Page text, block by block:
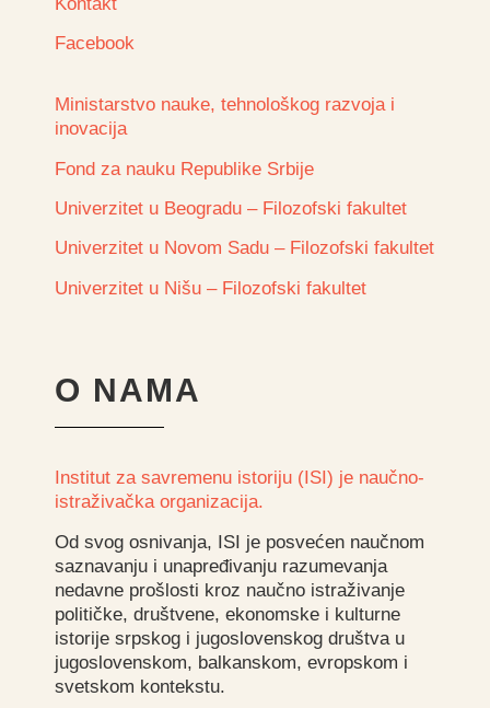
Facebook
Ministarstvo nauke, tehnološkog razvoja i
inovacija
Fond za nauku Republike Srbije
Univerzitet u Beogradu – Filozofski fakultet
Univerzitet u Novom Sadu – Filozofski fakultet
Univerzitet u Nišu – Filozofski fakultet
O NAMA
Institut za savremenu istoriju (ISI) je naučno-
istraživačka organizacija.
Od svog osnivanja, ISI je posvećen naučnom
saznavanju i unapređivanju razumevanja
nedavne prošlosti kroz naučno istraživanje
političke, društvene, ekonomske i kulturne
istorije srpskog i jugoslovenskog društva u
jugoslovenskom, balkanskom, evropskom i
svetskom kontekstu.